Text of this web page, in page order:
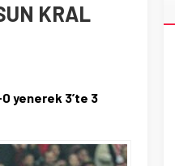
KRAL
yenerek 3’te 3